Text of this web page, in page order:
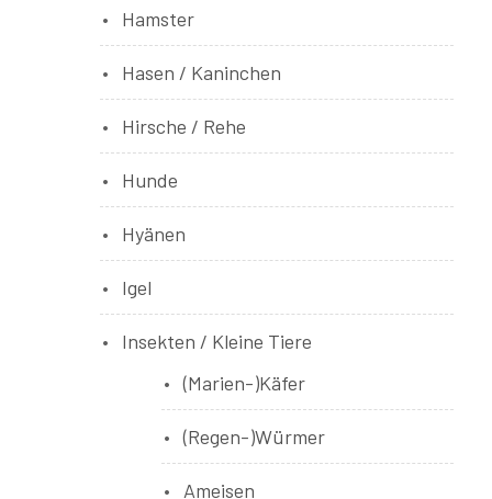
Hamster
Hasen / Kaninchen
Hirsche / Rehe
Hunde
Hyänen
Igel
Insekten / Kleine Tiere
(Marien-)Käfer
(Regen-)Würmer
Ameisen